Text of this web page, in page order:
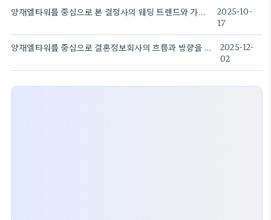
양재엘타워를 중심으로 본 결정사의 웨딩 트렌드와 가이드.
2025-10-
17
양재엘타워를 중심으로 결혼정보회사의 흐름과 방향을 살펴본다
2025-12-
02